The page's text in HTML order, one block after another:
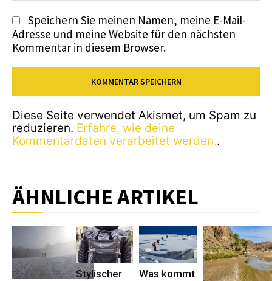
Speichern Sie meinen Namen, meine E-Mail-
Adresse und meine Website für den nächsten
Kommentar in diesem Browser.
Diese Seite verwendet Akismet, um Spam zu
reduzieren. Erfahre, wie deine
Kommentardaten verarbeitet werden..
ÄHNLICHE ARTIKEL
Stylischer
Was kommt